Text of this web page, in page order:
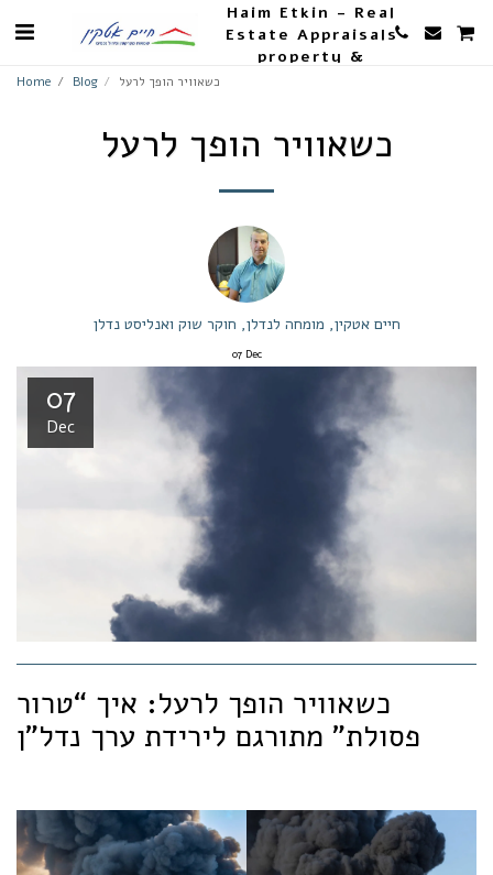
Haim Etkin - Real
Estate Appraisals
property &
Home Blog כשאוויר הופך לרעל
כשאוויר הופך לרעל
חיים אטקין, מומחה לנדלן, חוקר שוק ואנליסט נדלן
07 Dec
07
Dec
כשאוויר הופך לרעל: איך “טרור
פסולת” מתורגם לירידת ערך נדל"ן